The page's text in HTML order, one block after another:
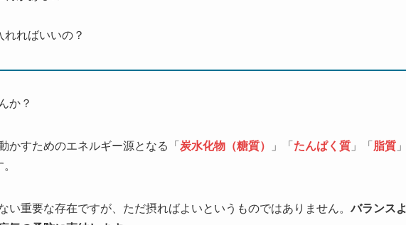
ればいいの？
か？
かすためのエネルギー源となる「 炭水化物（糖質） 」「 たんぱく質 」「 脂質 」
い重要な存在ですが、ただ摂ればよいというものではありません。バランスよ